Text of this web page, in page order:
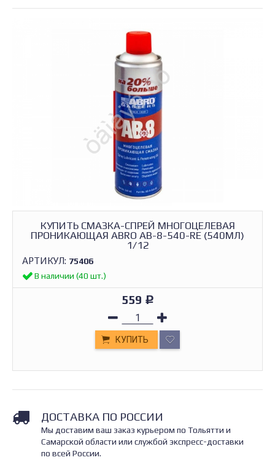
КУПИТЬ СМАЗКА-СПРЕЙ МНОГОЦЕЛЕВАЯ
ПРОНИКАЮЩАЯ ABRO AB-8-540-RE (540МЛ)
1/12
АРТИКУЛ: 75406
В наличии (40 шт.)
559 Р
КУПИТЬ
ДОСТАВКА ПО РОССИИ
Мы доставим ваш заказ курьером по Тольятти и
Самарской области или службой экспресс-доставки
по всей России.